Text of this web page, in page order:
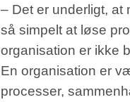
– Det er underligt, at
så simpelt at løse
organisation er ikke
En organisation er
processer,